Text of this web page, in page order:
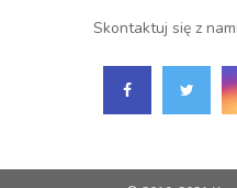
Skontaktuj się z